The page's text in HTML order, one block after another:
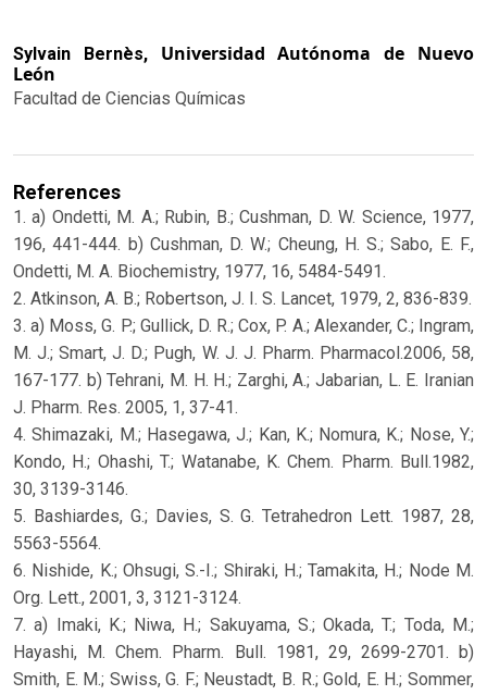
Sylvain Bernès, Universidad Autónoma de Nuevo
León
Facultad de Ciencias Químicas
References
1. a) Ondetti, M. A.; Rubin, B.; Cushman, D. W. Science, 1977,
196, 441-444. b) Cushman, D. W.; Cheung, H. S.; Sabo, E. F.,
Ondetti, M. A. Biochemistry, 1977, 16, 5484-5491.
2. Atkinson, A. B.; Robertson, J. I. S. Lancet, 1979, 2, 836-839.
3. a) Moss, G. P.; Gullick, D. R.; Cox, P. A.; Alexander, C.; Ingram,
M. J.; Smart, J. D.; Pugh, W. J. J. Pharm. Pharmacol.2006, 58,
167-177. b) Tehrani, M. H. H.; Zarghi, A.; Jabarian, L. E. Iranian
J. Pharm. Res. 2005, 1, 37-41.
4. Shimazaki, M.; Hasegawa, J.; Kan, K.; Nomura, K.; Nose, Y.;
Kondo, H.; Ohashi, T.; Watanabe, K. Chem. Pharm. Bull.1982,
30, 3139-3146.
5. Bashiardes, G.; Davies, S. G. Tetrahedron Lett. 1987, 28,
5563-5564.
6. Nishide, K.; Ohsugi, S.-I.; Shiraki, H.; Tamakita, H.; Node M.
Org. Lett., 2001, 3, 3121-3124.
7. a) Imaki, K.; Niwa, H.; Sakuyama, S.; Okada, T.; Toda, M.;
Hayashi, M. Chem. Pharm. Bull. 1981, 29, 2699-2701. b)
Smith, E. M.; Swiss, G. F.; Neustadt, B. R.; Gold, E. H.; Sommer,